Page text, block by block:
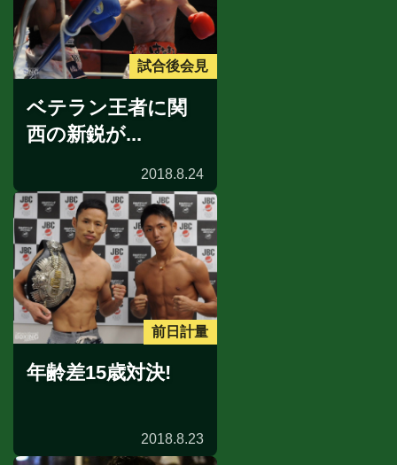
試合後会見
ベテラン王者に関
西の新鋭が...
2018.8.24
前日計量
年齢差15歳対決!
2018.8.23